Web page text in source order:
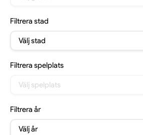
Filtrera stad
Välj stad
Filtrera spelplats
Välj spelplats
Filtrera år
Välj år